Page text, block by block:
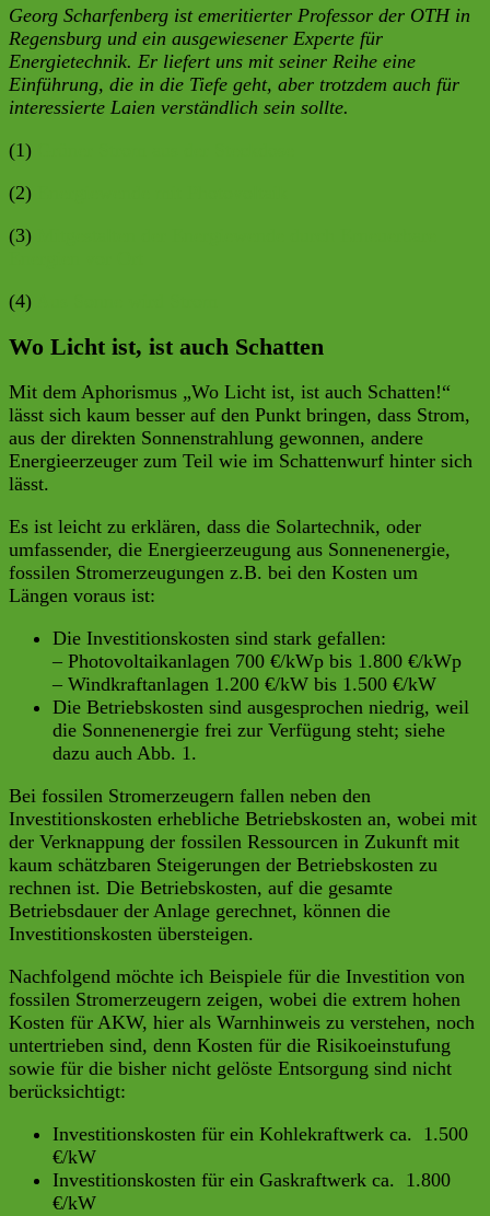
Georg Scharfenberg ist emeritierter Professor der OTH in
Regensburg und ein ausgewiesener Experte für
Energietechnik. Er liefert uns mit seiner Reihe eine
Einführung, die in die Tiefe geht, aber trotzdem auch für
interessierte Laien verständlich sein sollte.
(1)
(2)
(3)
(4)
Wo Licht ist, ist auch Schatten
Mit dem Aphorismus „Wo Licht ist, ist auch Schatten!“
lässt sich kaum besser auf den Punkt bringen, dass Strom,
aus der direkten Sonnenstrahlung gewonnen, andere
Energieerzeuger zum Teil wie im Schattenwurf hinter sich
lässt.
Es ist leicht zu erklären, dass die Solartechnik, oder
umfassender, die Energieerzeugung aus Sonnenenergie,
fossilen Stromerzeugungen z.B. bei den Kosten um
Längen voraus ist:
Die Investitionskosten sind stark gefallen:
– Photovoltaikanlagen 700 €/kWp bis 1.800 €/kWp
– Windkraftanlagen 1.200 €/kW bis 1.500 €/kW
Die Betriebskosten sind ausgesprochen niedrig, weil
die Sonnenenergie frei zur Verfügung steht; siehe
dazu auch Abb. 1.
Bei fossilen Stromerzeugern fallen neben den
Investitionskosten erhebliche Betriebskosten an, wobei mit
der Verknappung der fossilen Ressourcen in Zukunft mit
kaum schätzbaren Steigerungen der Betriebskosten zu
rechnen ist. Die Betriebskosten, auf die gesamte
Betriebsdauer der Anlage gerechnet, können die
Investitionskosten übersteigen.
Nachfolgend möchte ich Beispiele für die Investition von
fossilen Stromerzeugern zeigen, wobei die extrem hohen
Kosten für AKW, hier als Warnhinweis zu verstehen, noch
untertrieben sind, denn Kosten für die Risikoeinstufung
sowie für die bisher nicht gelöste Entsorgung sind nicht
berücksichtigt:
Investitionskosten für ein Kohlekraftwerk ca. 1.500
€/kW
Investitionskosten für ein Gaskraftwerk ca. 1.800
€/kW